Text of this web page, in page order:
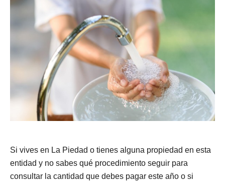
Si vives en La Piedad o tienes alguna propiedad en esta
entidad y no sabes qué procedimiento seguir para
consultar la cantidad que debes pagar este año o si